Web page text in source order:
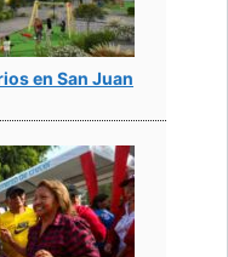
en San Juan